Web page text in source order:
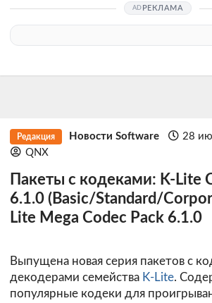
РЕКЛАМА
Редакция Новости Software
28
QNX
Пакеты с кодеками: K-Lite
6.1.0 (Basic/Standard/
Lite Mega Codec Pack 6.1.0
Выпущена новая серия пакетов с
декодерами семейства K-Lite.
популярные кодеки для